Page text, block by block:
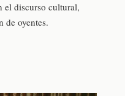
el discurso cultural,
de oyentes.